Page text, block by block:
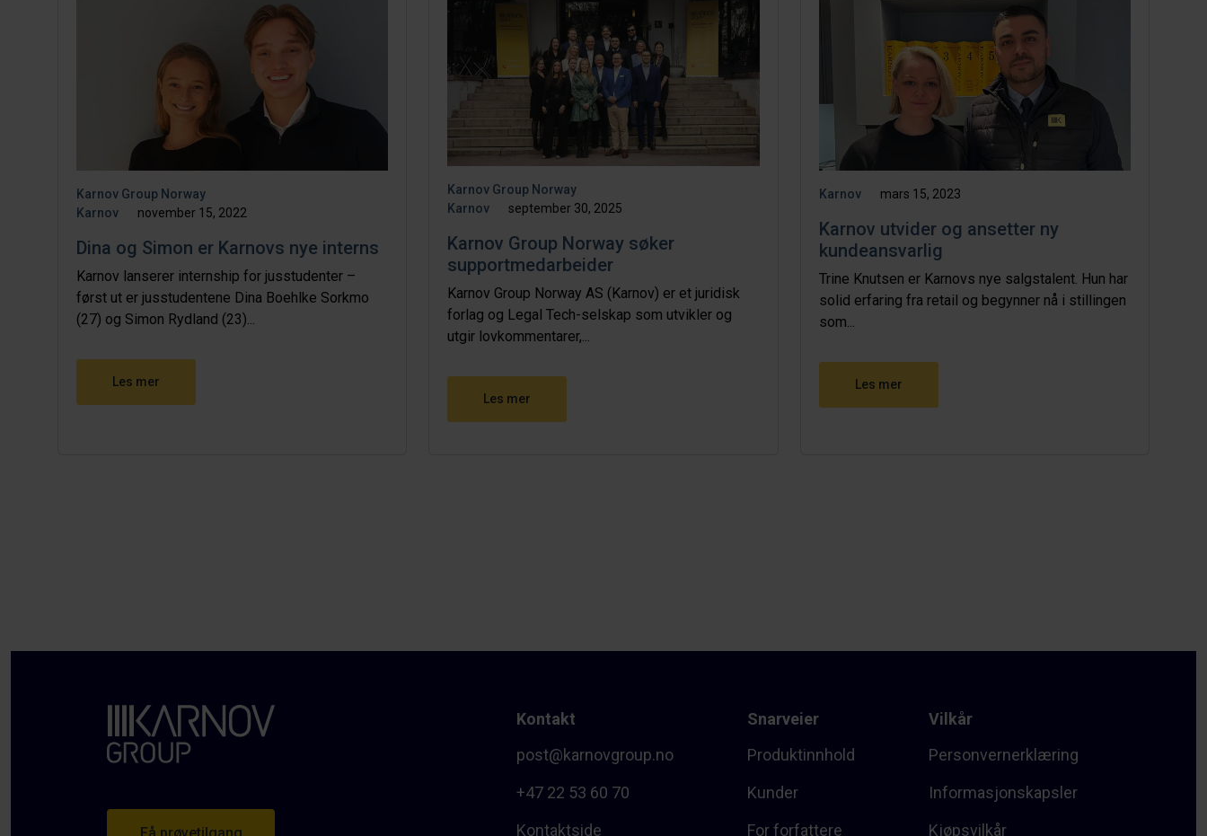
Karnov Group Norway
Karnov
november 15, 2022
Dina og Simon er Karnovs nye interns
Karnov lanserer internship for jusstudenter –
først ut er jusstudentene Dina Boehlke Sorkmo
(27) og Simon Rydland (23)...
Les mer
Karnov Group Norway
Karnov
september 30, 2025
Karnov Group Norway søker
supportmedarbeider
Karnov Group Norway AS (Karnov) er et juridisk
forlag og Legal Tech-selskap som utvikler og
utgir lovkommentarer,...
Les mer
Karnov mars 15, 2023
Karnov utvider og ansetter ny
kundeansvarlig
Trine Knutsen er Karnovs nye salgstalent. Hun har
solid erfaring fra retail og begynner nå i stillingen
som...
Les mer
Kontakt
post@karnovgroup.no
+47 22 53 60 70
Kontaktside
Snarveier
Produktinnhold
Kunder
For forfattere
Vilkår
Personvernerklæring
Informasjonskapsler
Kjøpsvilkår